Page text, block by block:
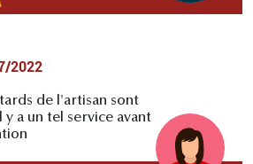
2022
de l'artisan sont
a un tel service avant